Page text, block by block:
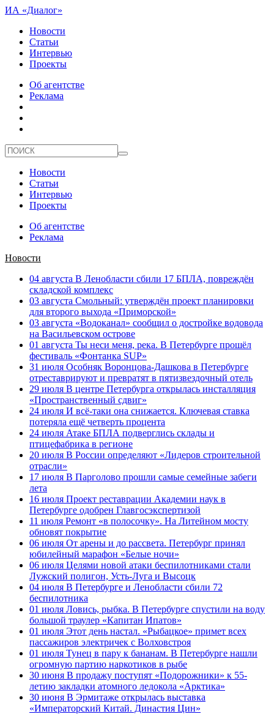
ИА «Диалог»
Новости
Статьи
Интервью
Проекты
Об агентстве
Реклама
Новости
Статьи
Интервью
Проекты
Об агентстве
Реклама
Новости
04 августа В Ленобласти сбили 17 БПЛА, повреждён
складской комплекс
03 августа Смольный: утверждён проект планировки
для второго выхода «Приморской»
03 августа «Водоканал» сообщил о достройке водовода
на Васильевском острове
01 августа Ты неси меня, река. В Петербурге прошёл
фестиваль «Фонтанка SUP»
31 июля Особняк Воронцова-Дашкова в Петербурге
отреставрируют и превратят в пятизвездочный отель
29 июля В центре Петербурга открылась инсталляция
«Пространственный сдвиг»
24 июля И всё-таки она снижается. Ключевая ставка
потеряла ещё четверть процента
24 июля Атаке БПЛА подверглись склады и
птицефабрика в регионе
20 июля В России определяют «Лидеров строительной
отрасли»
17 июля В Парголово прошли самые семейные забеги
лета
16 июля Проект реставрации Академии наук в
Петербурге одобрен Главгосэкспертизой
11 июля Ремонт «в полосочку». На Литейном мосту
обновят покрытие
06 июля От арены и до рассвета. Петербург принял
юбилейный марафон «Белые ночи»
06 июля Целями новой атаки беспилотниками стали
Лужский полигон, Усть-Луга и Высоцк
04 июля В Петербурге и Ленобласти сбили 72
беспилотника
01 июля Ловись, рыбка. В Петербурге спустили на воду
большой траулер «Капитан Ипатов»
01 июля Этот день настал. «Рыбацкое» примет всех
пассажиров электричек с Волховстроя
01 июля Тунец в пару к бананам. В Петербурге нашли
огромную партию наркотиков в рыбе
30 июня В продажу поступят «Подорожники» к 55-
летию закладки атомного ледокола «Арктика»
30 июня В Эрмитаже открылась выставка
«Императорский Китай. Династия Цин»